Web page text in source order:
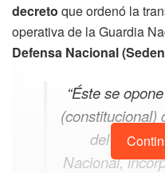
decreto que ordenó la
operativa de la Guardia
Defensa Nacional
“Éste se
(constitucional)
del
Nacional,